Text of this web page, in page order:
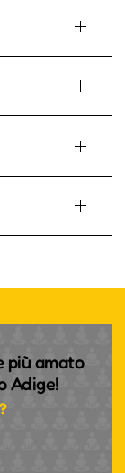
più amato
Adige!